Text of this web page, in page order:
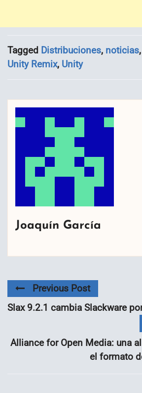
Tagged Distribuciones, noticias,
Unity Remix, Unity
Joaquín García
Previous Post
Slax 9.2.1 cambia Slackware
Alliance for Open Media: una
el formato